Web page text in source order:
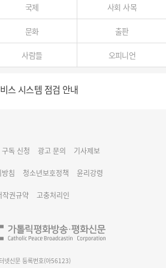
국제 사회 사목
문화 출판
사람들 오피니언
스 시스템 점검 안내
미디어월 공모전 수상작 발표
구독 신청 광고 문의 기사제보
침 청소년보호정책 윤리강령
작권규약 고충처리인
넷신문 등록번호(아56123)